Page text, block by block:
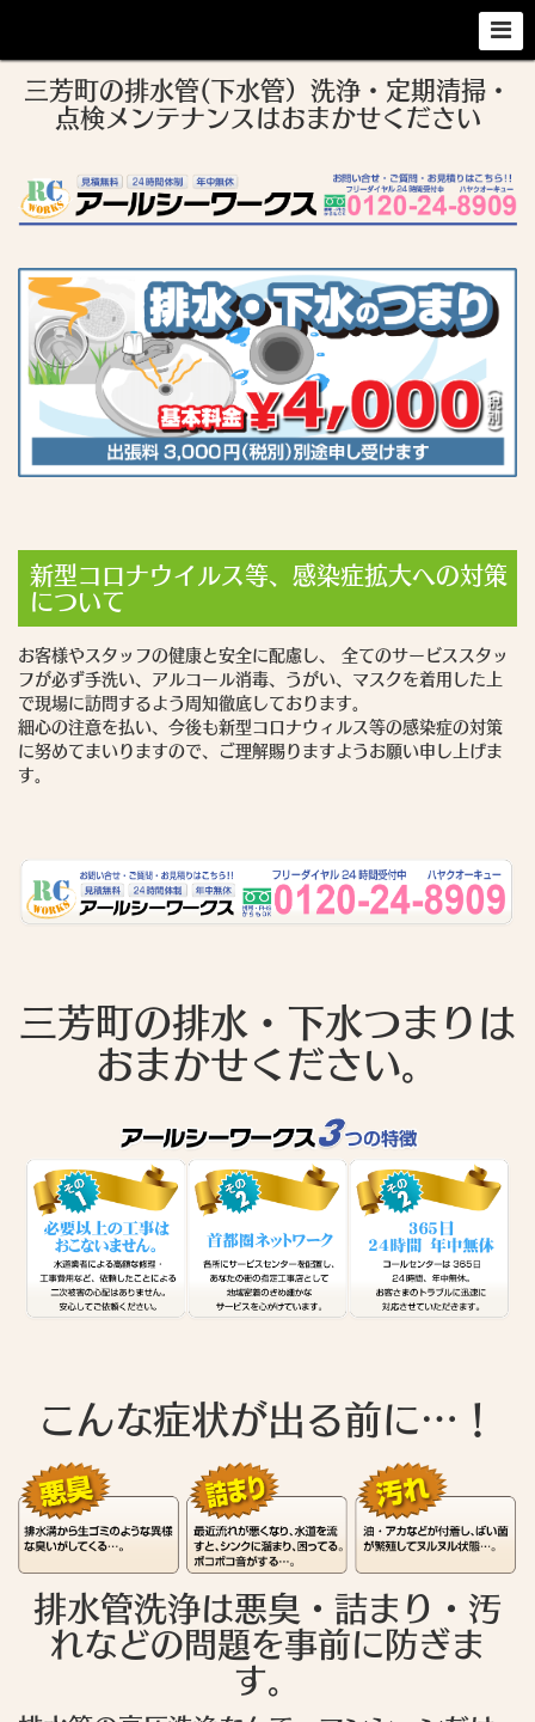
三芳町の排水管(下水管）洗浄・定期清掃・
点検メンテナンスはおまかせください
新型コロナウイルス等、感染症拡大への対策
について
お客様やスタッフの健康と安全に配慮し、 全てのサービススタッ
フが必ず手洗い、アルコール消毒、うがい、マスクを着用した上
で現場に訪問するよう周知徹底しております。
細心の注意を払い、今後も新型コロナウィルス等の感染症の対策
に努めてまいりますので、ご理解賜りますようお願い申し上げま
す。
三芳町の排水・下水つまりは
おまかせください。
こんな症状が出る前に…！
排水管洗浄は悪臭・詰まり・汚
れなどの問題を事前に防ぎま
す。